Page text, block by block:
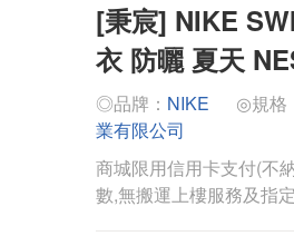
[秉宸] NIKE
衣 防曬 夏天
◎品牌： NIKE ◎規格
業有限公司
商城限用信用卡支付(不
數,無搬運上樓服務及指